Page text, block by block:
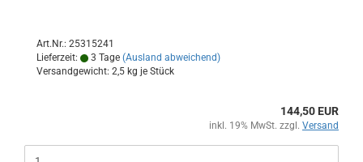
Art.Nr.: 25315241
Lieferzeit:
3 Tage (Ausland abweichend)
Versandgewicht: 2,5 kg je Stück
144,50 EUR
inkl. 19% MwSt. zzgl. Versand